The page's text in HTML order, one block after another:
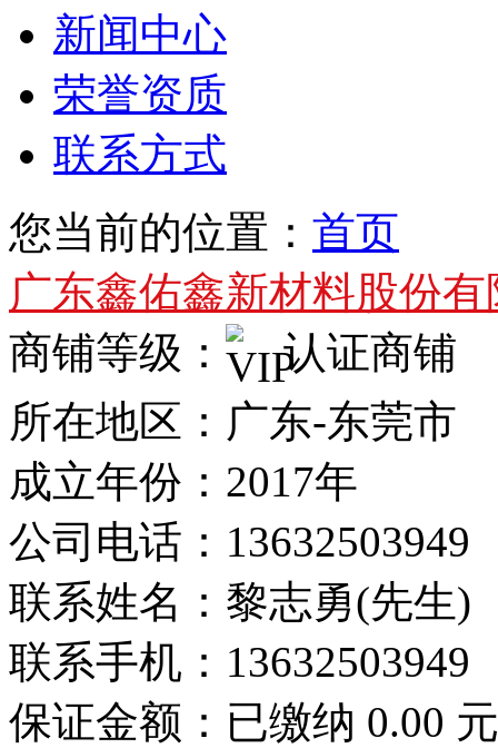
新闻中心
荣誉资质
联系方式
您当前的位置： 首页
广东鑫佑鑫新材料股份
商铺等级：
认证商铺
所在地区：广东-东莞市
成立年份：2017年
公司电话： 13632503949
联系姓名：黎志勇(先生)
联系手机： 13632503949
保证金额： 已缴纳 0.00 元